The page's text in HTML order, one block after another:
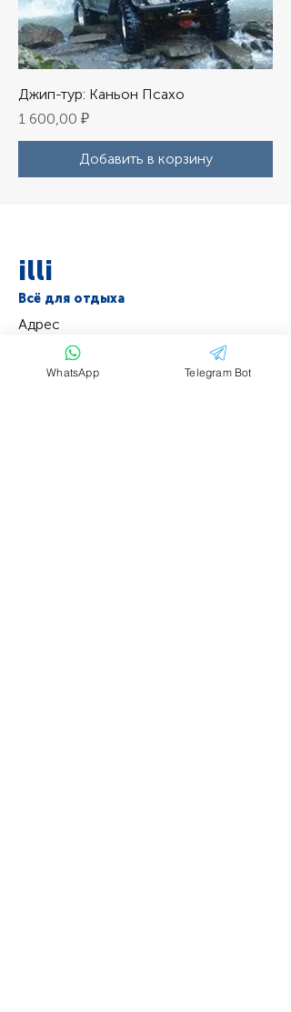
Джип-тур: Каньон Псахо
Цена
1 600,00 ₽
Добавить в корзину
illi
Всё для отдыха
Адрес
Пресненская набережная 6k2, офис 5707
+7 (905) 555-53-47
WhatsApp Telegram Bot